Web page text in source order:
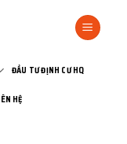
ĐẦU TƯ ĐỊNH CƯ HQ
HỆ